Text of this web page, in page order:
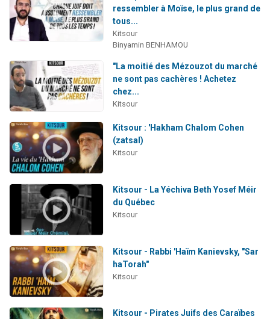
ressembler à Moïse, le plus grand de
tous...
Kitsour
Binyamin BENHAMOU
"La moitié des Mézouzot du marché
ne sont pas cachères ! Achetez
chez...
Kitsour
Kitsour : 'Hakham Chalom Cohen
(zatsal)
Kitsour
Kitsour - La Yéchiva Beth Yosef Méir
du Québec
Kitsour
Kitsour - Rabbi 'Haïm Kanievsky, "Sar
haTorah"
Kitsour
Kitsour - Pirates Juifs des Caraïbes